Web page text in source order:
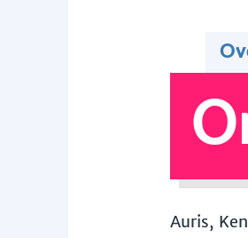
Auris,